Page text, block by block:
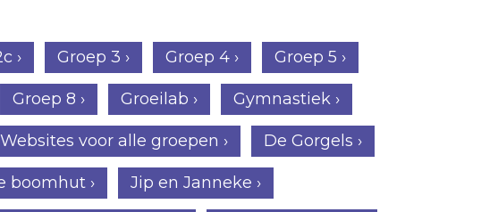
› Groep 3 › Groep 4 › Groep 5 ›
Groep 8 › Groeilab › Gymnastiek ›
Websites voor alle groepen › De Gorgels ›
boomhut › Jip en Janneke ›